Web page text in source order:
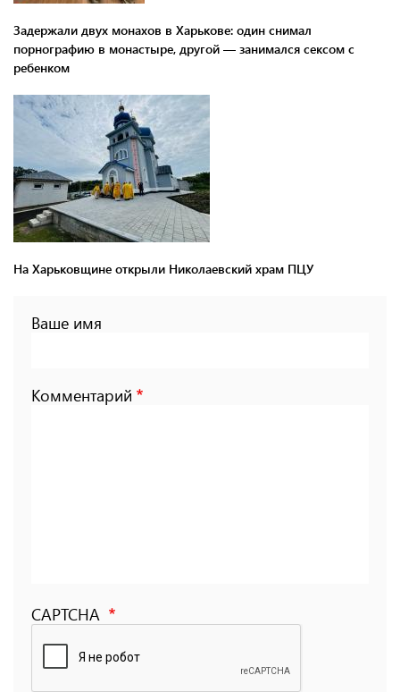
Задержали двух монахов в Харькове: один снимал
порнографию в монастыре, другой — занимался сексом с
ребенком
На Харьковщине открыли Николаевский храм ПЦУ
Ваше имя
Комментарий
CAPTCHA